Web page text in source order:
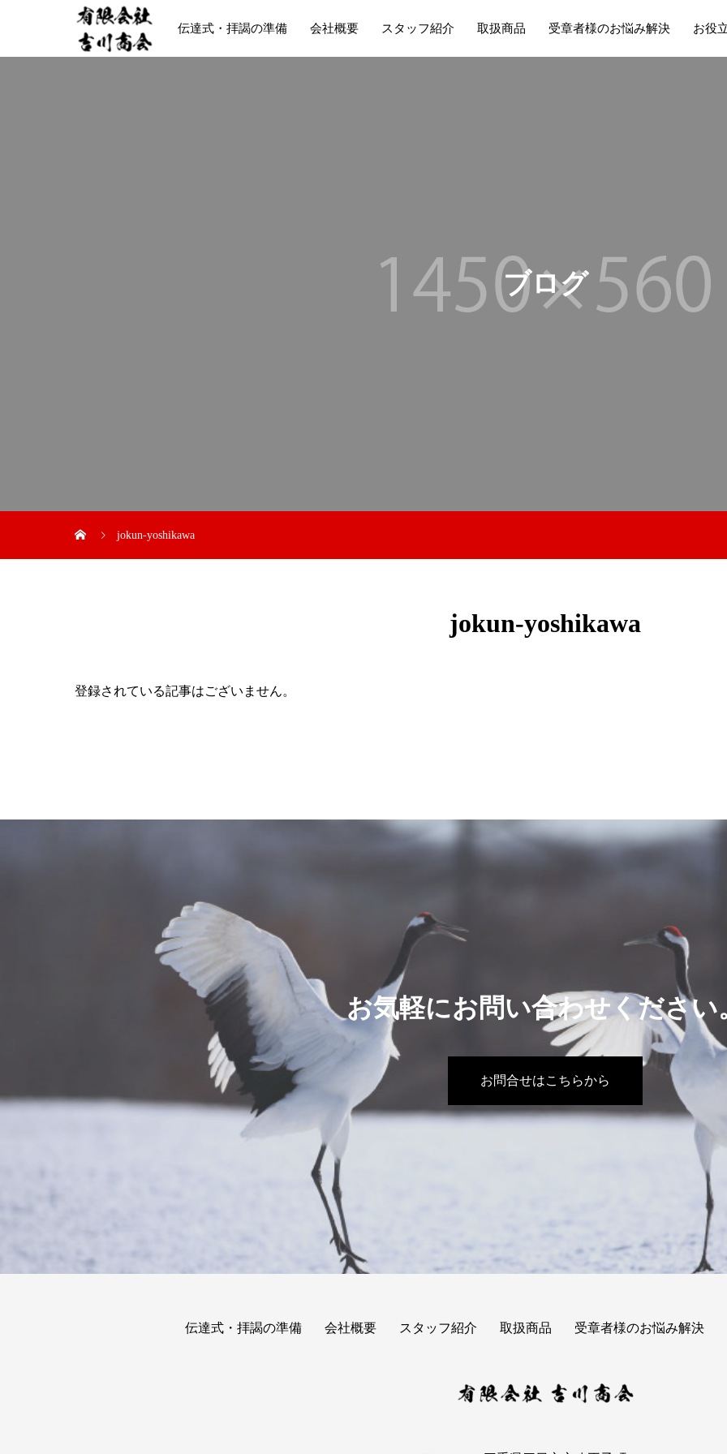
伝達式・拝謁の準備 会社概要 スタッフ紹介 取扱商品 受章者様のお悩み解決 お役
ブログ
jokun-yoshikawa
jokun-yoshikawa
登録されている記事はございません。
お気軽にお問い合わせください
お問合せはこちらから
伝達式・拝謁の準備 会社概要 スタッフ紹介 取扱商品 受章者様のお悩み解決